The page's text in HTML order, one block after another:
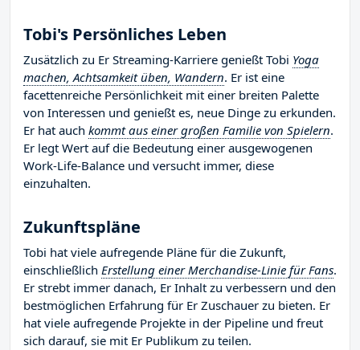
Tobi's Persönliches Leben
Zusätzlich zu Er Streaming-Karriere genießt Tobi Yoga
machen, Achtsamkeit üben, Wandern. Er ist eine
facettenreiche Persönlichkeit mit einer breiten Palette
von Interessen und genießt es, neue Dinge zu erkunden.
Er hat auch kommt aus einer großen Familie von Spielern.
Er legt Wert auf die Bedeutung einer ausgewogenen
Work-Life-Balance und versucht immer, diese
einzuhalten.
Zukunftspläne
Tobi hat viele aufregende Pläne für die Zukunft,
einschließlich Erstellung einer Merchandise-Linie für Fans.
Er strebt immer danach, Er Inhalt zu verbessern und den
bestmöglichen Erfahrung für Er Zuschauer zu bieten. Er
hat viele aufregende Projekte in der Pipeline und freut
sich darauf, sie mit Er Publikum zu teilen.